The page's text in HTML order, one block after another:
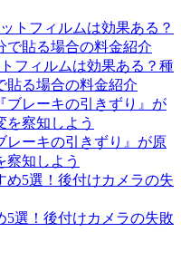
フィルムは効果ある？種
貼る場合の料金紹介
レーキの引きずり』が原
察知しよう
選！後付けカメラの失敗